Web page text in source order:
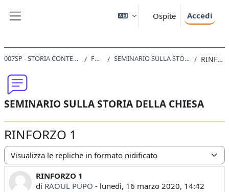
Ospite Accedi
007SP - STORIA CONTEMPORANEA 2019 FORUM SEMINARIO SULLA STORIA DELLA CHIESA RINFORZO 1
SEMINARIO SULLA STORIA DELLA CHIESA
RINFORZO 1
Modalità visualizzazione
RINFORZO 1
di RAOUL PUPO - lunedì, 16 marzo 2020, 14:42
Numero di risposte: 0